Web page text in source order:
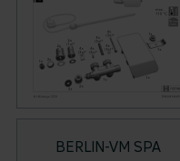
BERLIN-VM SPA